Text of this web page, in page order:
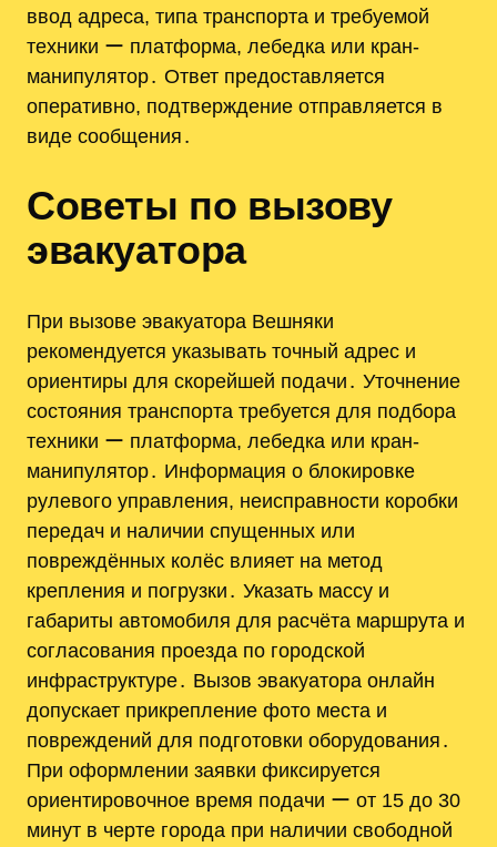
ввод адреса, типа транспорта и требуемой
техники ー платформа, лебедка или кран-
манипулятор․ Ответ предоставляется
оперативно, подтверждение отправляется в
виде сообщения․
Советы по вызову
эвакуатора
При вызове эвакуатора Вешняки
рекомендуется указывать точный адрес и
ориентиры для скорейшей подачи․ Уточнение
состояния транспорта требуется для подбора
техники ー платформа, лебедка или кран-
манипулятор․ Информация о блокировке
рулевого управления, неисправности коробки
передач и наличии спущенных или
повреждённых колёс влияет на метод
крепления и погрузки․ Указать массу и
габариты автомобиля для расчёта маршрута и
согласования проезда по городской
инфраструктуре․ Вызов эвакуатора онлайн
допускает прикрепление фото места и
повреждений для подготовки оборудования․
При оформлении заявки фиксируется
ориентировочное время подачи ー от 15 до 30
минут в черте города при наличии свободной